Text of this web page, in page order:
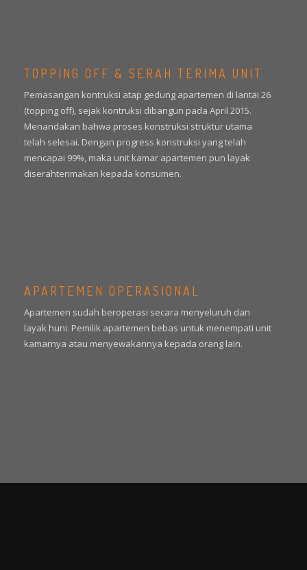
TOPPING OFF & SERAH TERIMA UNIT
Pemasangan kontruksi atap gedung apartemen di lantai 26
(topping off), sejak kontruksi dibangun pada April 2015.
Menandakan bahwa proses konstruksi struktur utama
telah selesai. Dengan progress konstruksi yang telah
mencapai 99%, maka unit kamar apartemen pun layak
diserahterimakan kepada konsumen.
APARTEMEN OPERASIONAL
Apartemen sudah beroperasi secara menyeluruh dan
layak huni. Pemilik apartemen bebas untuk menempati unit
kamarnya atau menyewakannya kepada orang lain.